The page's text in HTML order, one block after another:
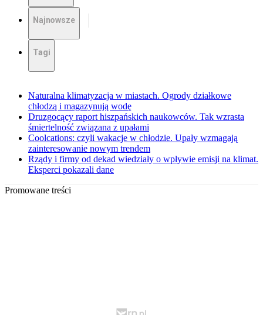
Najnowsze
Tagi
Naturalna klimatyzacja w miastach. Ogrody działkowe
chłodzą i magazynują wodę
Druzgocący raport hiszpańskich naukowców. Tak wzrasta
śmiertelność związana z upałami
Coolcations: czyli wakacje w chłodzie. Upały wzmagają
zainteresowanie nowym trendem
Rządy i firmy od dekad wiedziały o wpływie emisji na klimat.
Eksperci pokazali dane
Promowane treści